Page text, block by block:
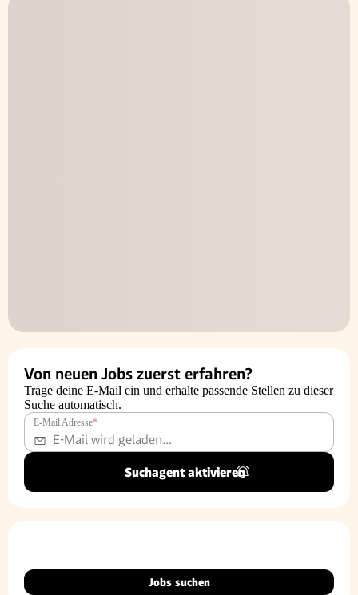
Von neuen Jobs zuerst erfahren?
Trage deine E-Mail ein und erhalte passende Stellen zu dieser
Suche automatisch.
E-Mail Adresse*
Suchagent aktivieren
Jobs suchen